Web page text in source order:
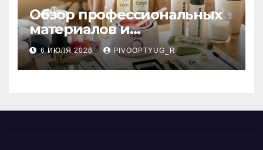
Обзор профессиональных
материалов и
инструментов для
маникюра, депиляции,
наращивания ресниц и
6 ИЮЛЯ 2026 PIVOOPTYUG_R